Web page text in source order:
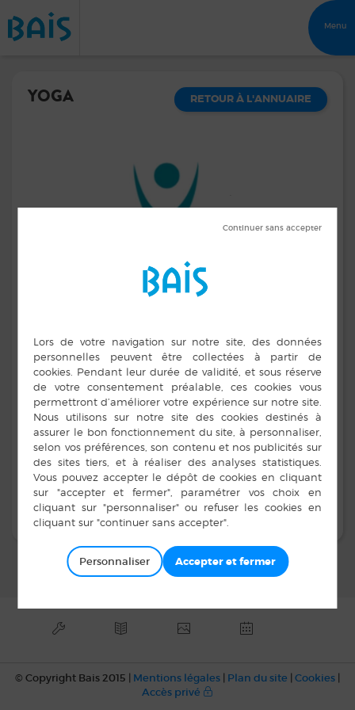
Menu
YOGA RETOUR À L'ANNUAIRE
20h00 - Mercredi 10h00
Florence LORY
Adresse :
Complexe Sportif - Salle des sports
Contacts :
06 09 34 01 49
espritzen35@gmail.com
© Copyright Bais 2015 | Mentions légales | Plan du site | Cookies |
Accès privé
Personnaliser